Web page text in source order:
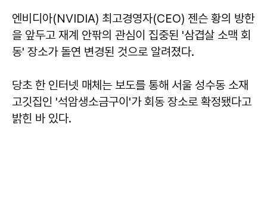
엔비디아(NVIDIA) 최고경영자(CEO) 젠슨 황의 방한
을 앞두고 재계 안팎의 관심이 집중된 '삼겹살 소맥 회
동' 장소가 돌연 변경된 것으로 알려졌다.
당초 한 인터넷 매체는 보도를 통해 서울 성수동 소재
고깃집인 '석암생소금구이'가 회동 장소로 확정됐다고
밝힌 바 있다.